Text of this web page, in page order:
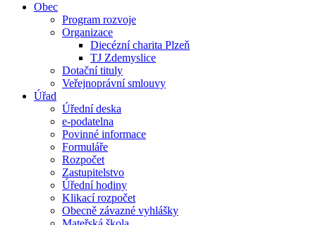
Obec
Program rozvoje
Organizace
Diecézní charita Plzeň
TJ Zdemyslice
Dotační tituly
Veřejnoprávní smlouvy
Úřad
Úřední deska
e-podatelna
Povinné informace
Formuláře
Rozpočet
Zastupitelstvo
Úřední hodiny
Klikací rozpočet
Obecně závazné vyhlášky